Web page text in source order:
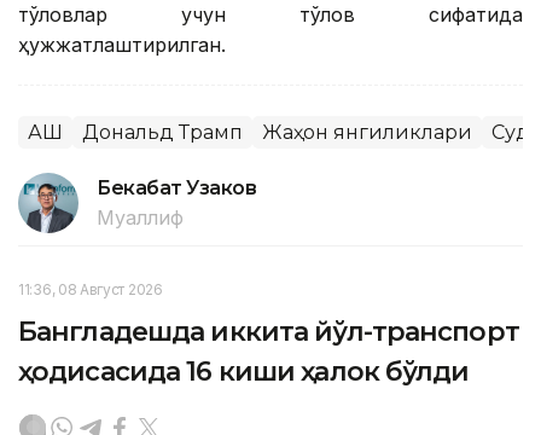
тўловлар учун тўлов сифатида
ҳужжатлаштирилган.
АҚШ Дональд Трамп Жаҳон янгиликлари Суд
Бекабат Узаков
Муаллиф
11:36, 08 Август 2026
Бангладешда иккита йўл-транспорт
ҳодисасида 16 киши ҳалок бўлди